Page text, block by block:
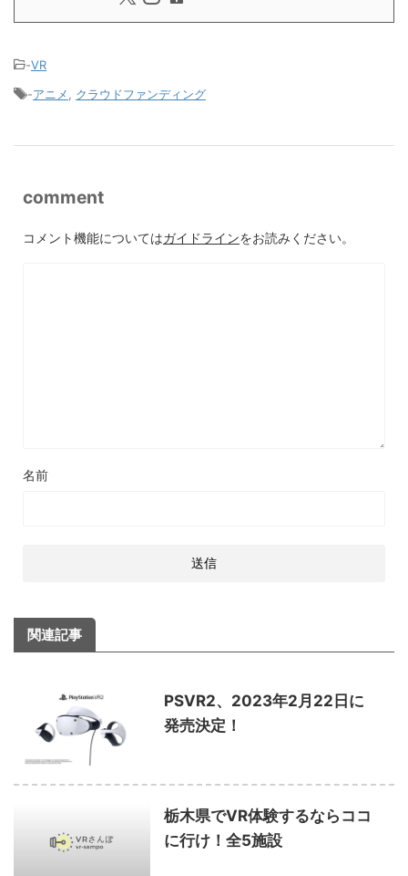
-VR
-アニメ クラウドファンディング
comment
コメント機能についてはガイドラインをお読みください。
名前
関連記事
PSVR2、2023年2月22日に
発売決定！
栃木県でVR体験するならココ
に行け！全5施設